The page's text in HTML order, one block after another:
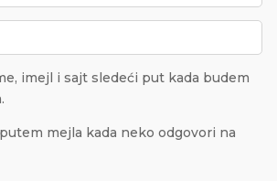
imejl i sajt sledeći put kada budem
mejla kada neko odgovori na